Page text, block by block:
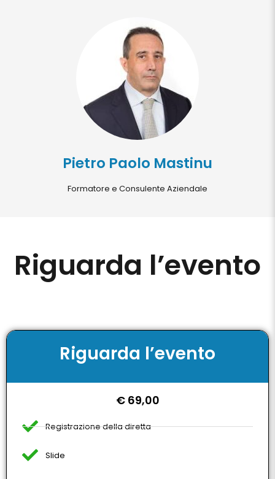
Pietro Paolo Mastinu
Formatore e Consulente Aziendale
Riguarda l’evento
Riguarda l’evento
€ 69,00
Registrazione della diretta
Slide